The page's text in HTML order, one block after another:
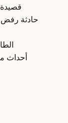
حادثة رفض
أحداث